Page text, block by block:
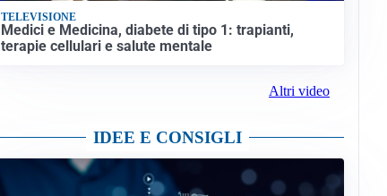
TELEVISIONE
Medici e Medicina, diabete di tipo 1: trapianti,
terapie cellulari e salute mentale
Altri video
IDEE E CONSIGLI